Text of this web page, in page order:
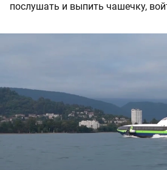
послушать и выпить чашечку,